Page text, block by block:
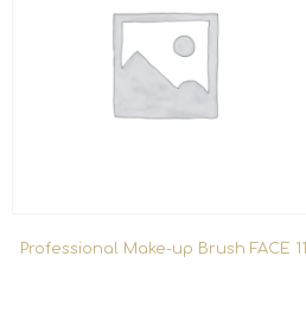
Professional Make-up Brush FACE 11